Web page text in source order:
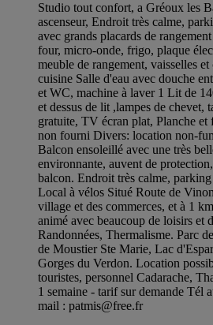
Studio tout confort, a Gréoux les
ascenseur, Endroit très calme,
avec grands placards de
four, micro-onde, frigo, plaque
meuble de rangement, vaisselles
cuisine Salle d'eau avec douche
et WC, machine à laver 1 Lit de
et dessus de lit ,lampes de chevet,
gratuite, TV écran plat, Planche et
non fourni Divers: location non-
Balcon ensoleillé avec une très
environnante, auvent de
balcon. Endroit très calme,
Local à vélos Situé Route de
village et des commerces, et à 1
animé avec beaucoup de loisirs et
Randonnées, Thermalisme. Parc
de Moustier Ste Marie, Lac
Gorges du Verdon. Location
touristes, personnel Cadarache,
1 semaine - tarif sur demande Tél
mail : patmis@free.fr